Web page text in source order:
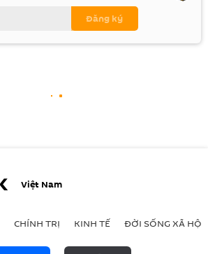
Việt Nam
CHÍNH TRỊ KINH TẾ ĐỜI SỐNG XÃ HỘI